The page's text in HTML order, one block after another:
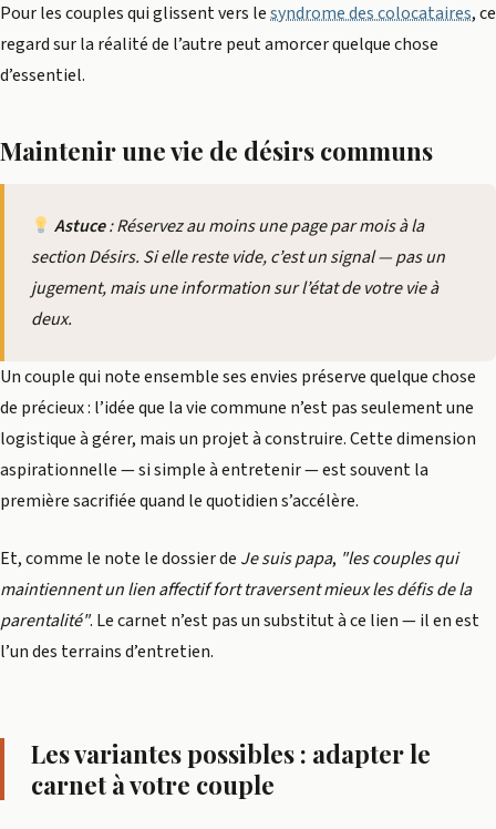
Pour les couples qui glissent vers lesyndrome des colocataires, ce
regard sur la réalité de l’autre peut amorcer quelque chose
d’essentiel.
Maintenir une vie de désirs communs
Astuce: Réservez au moins une page par mois à la
sectionDésirs. Si elle reste vide, c’est un signal — pas un
jugement, mais une information sur l’état de votre vie à
deux.
Un couple qui note ensemble ses envies préserve quelque chose
de précieux : l’idée que la vie commune n’est pas seulement une
logistique à gérer, mais un projet à construire. Cette dimension
aspirationnelle — si simple à entretenir — est souvent la
première sacrifiée quand le quotidien s’accélère.
Et, comme le note le dossier de Je suis papa, "les couples qui
maintiennent un lien affectif fort traversent mieux les défis de la
parentalité". Le carnet n’est pas un substitut à ce lien — il en est
l’un des terrains d’entretien.
Les variantes possibles : adapter le
carnet à votre couple